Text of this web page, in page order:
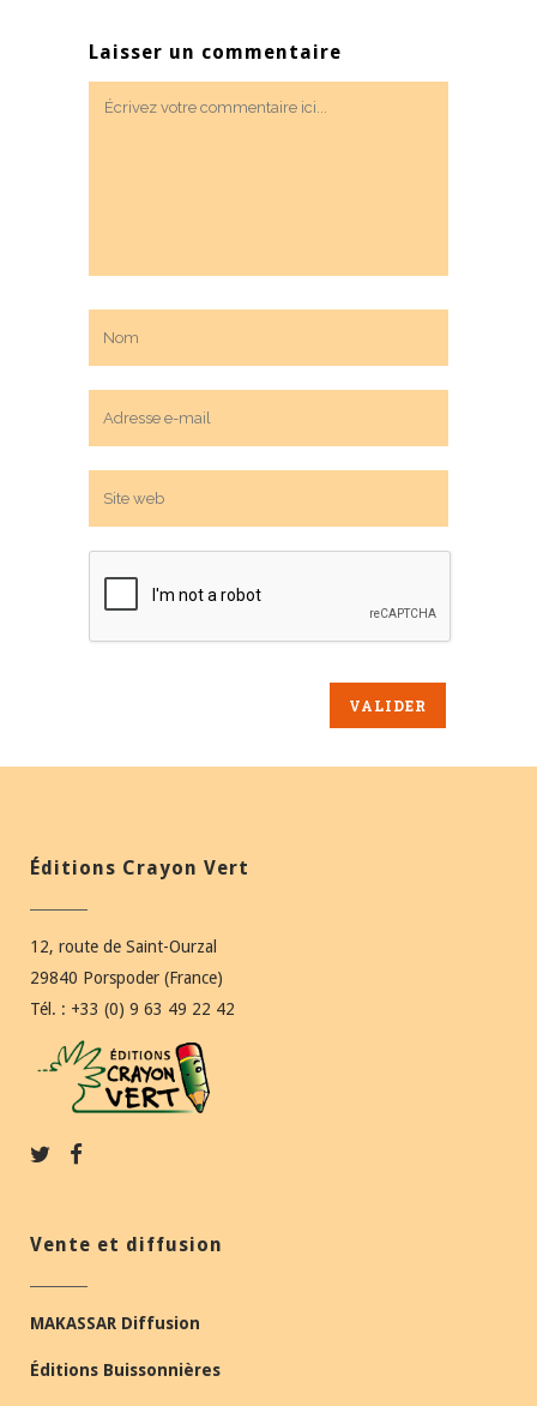
Laisser un commentaire
Éditions Crayon Vert
12, route de Saint-Ourzal
29840 Porspoder (France)
Tél. : +33 (0) 9 63 49 22 42
Vente et diffusion
MAKASSAR Diffusion
Éditions Buissonnières